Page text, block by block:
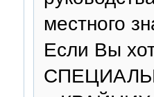
местного
Если Вы